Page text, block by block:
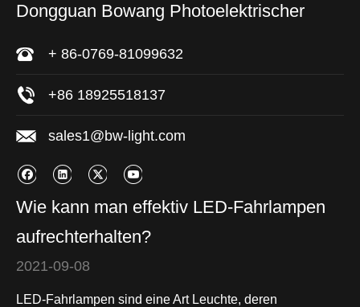
Dongguan Bowang Photoelektrischer
+ 86-0769-81099632
+86 18925518137
sales1@bw-light.com
Wie kann man effektiv LED-Fahrlampen
aufrechterhalten?
2021-09-08
LED-Fahrlampen sind eine Art Leuchte, deren